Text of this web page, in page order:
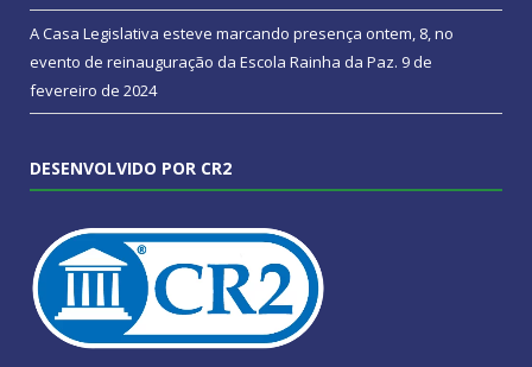
A Casa Legislativa esteve marcando presença ontem, 8, no
evento de reinauguração da Escola Rainha da Paz. 9 de
fevereiro de 2024
DESENVOLVIDO POR CR2